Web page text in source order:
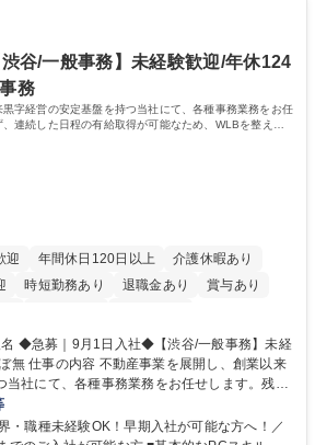
後 募集職種 中野本社【お客様
により良い商品づくりへ貢献
当社について】キリングループの広報機能を担
会いを大切にし、磨き上げたホスピタリティ
ンをとりながら広報関連業務を行っておりま
谷/一般事務】未経験歓迎/年休124
務
字経営の安定基盤を持つ当社にて、各種事務業務をお任
連続した日程の有給取得が可能なため、WLBを整えた
迎 年間休日120日以上
介護休暇あり
時短勤務あり 退職金あり
賞与あり
創業以来
当社にて、各種事務業務をお任せします。残業
程の有給取得が可能なため、WLBを整えたい
・職種未経験OK！早期入社が可能な方へ！／